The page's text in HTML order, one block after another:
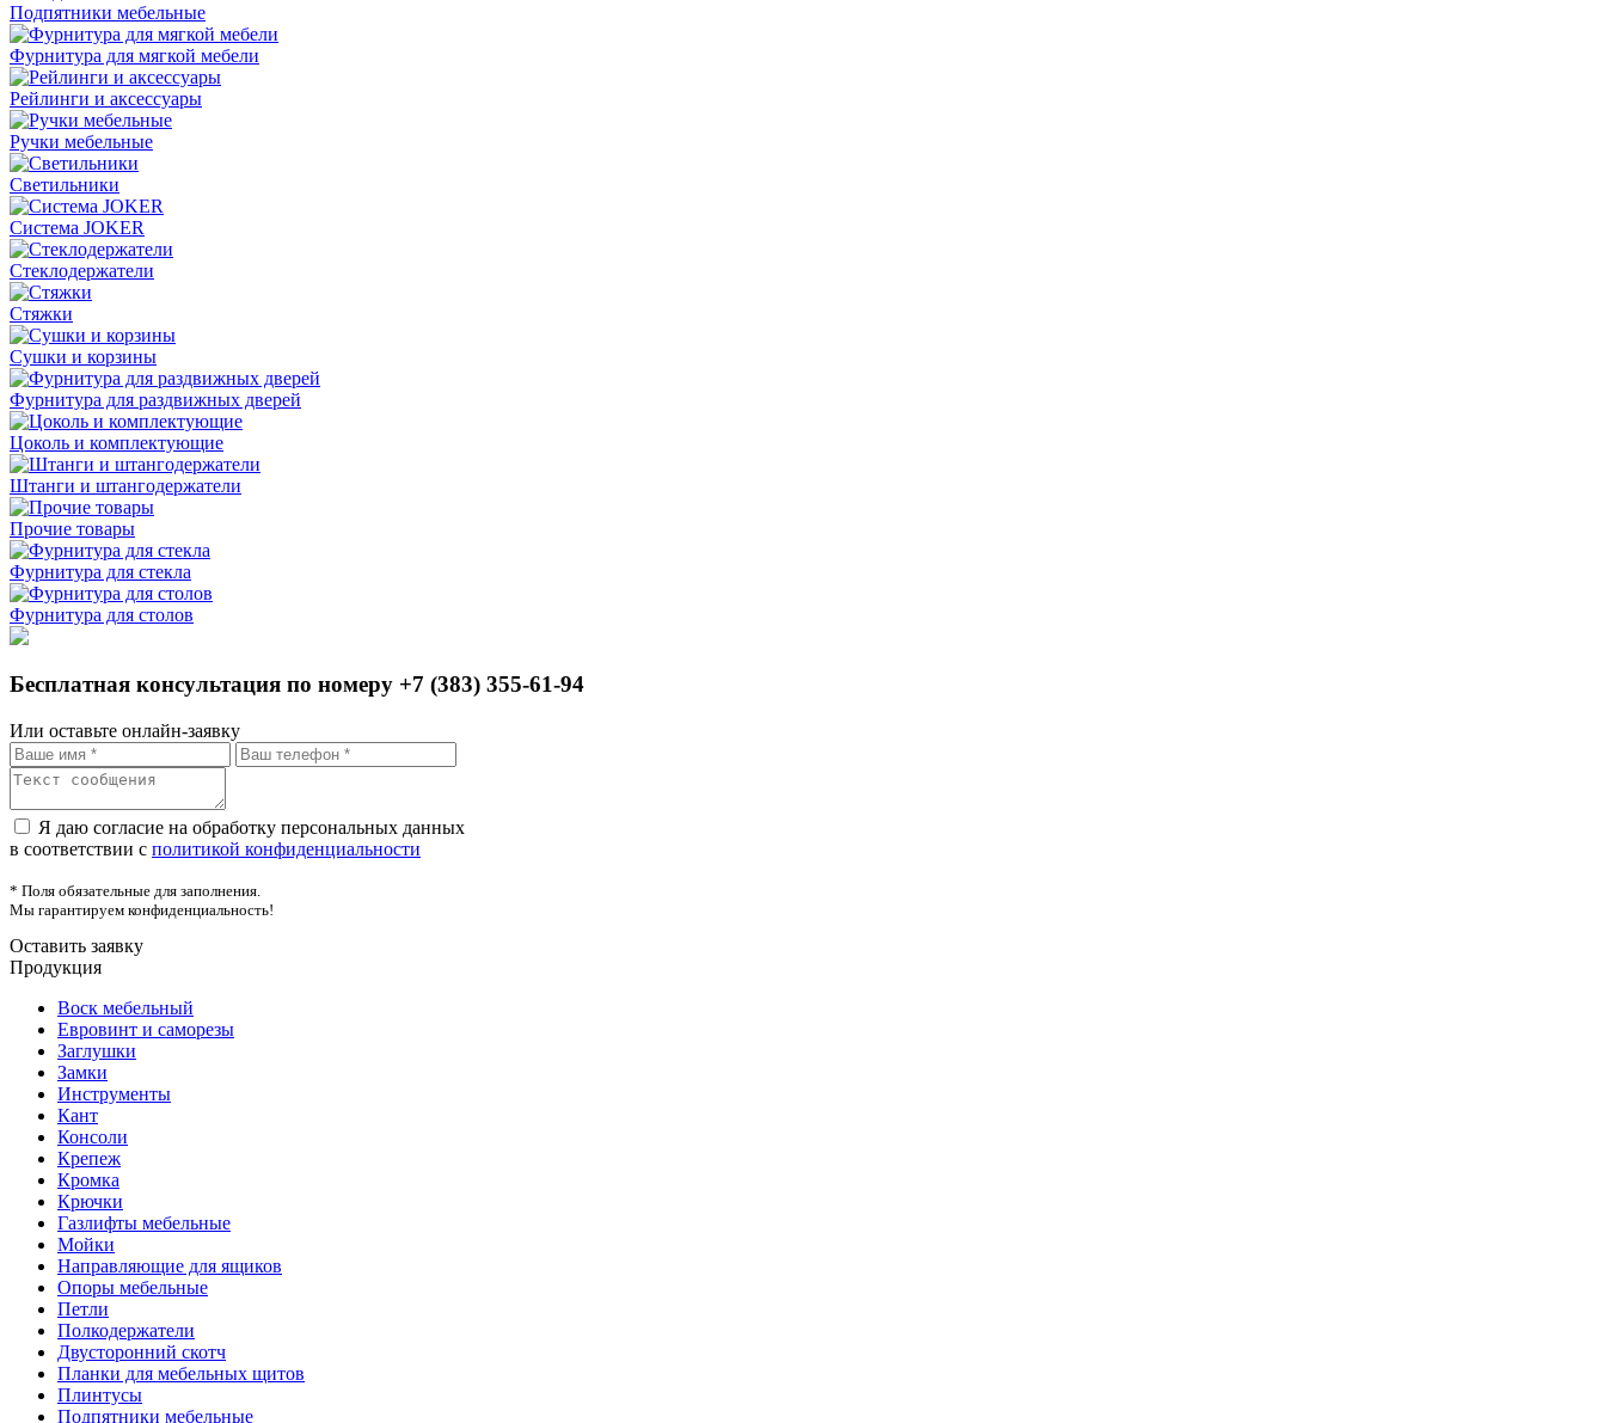
Подпятники мебельные
Фурнитура для мягкой мебели
Рейлинги и аксессуары
Ручки мебельные
Светильники
Система JOKER
Стеклодержатели
Стяжки
Сушки и корзины
Фурнитура для раздвижных дверей
Цоколь и комплектующие
Штанги и штангодержатели
Прочие товары
Фурнитура для стекла
Фурнитура для столов
Бесплатная консультация по номеру +7 (383) 355-61-94
Или оставьте онлайн-заявку
Я даю согласие на обработку персональных данных
в соответствии с политикой конфиденциальности
* Поля обязательные для заполнения.
Мы гарантируем конфиденциальность!
Оставить заявку
Продукция
Воск мебельный
Евровинт и саморезы
Заглушки
Замки
Инструменты
Кант
Консоли
Крепеж
Кромка
Крючки
Газлифты мебельные
Мойки
Направляющие для ящиков
Опоры мебельные
Петли
Полкодержатели
Двусторонний скотч
Планки для мебельных щитов
Плинтусы
Подпятники мебельные